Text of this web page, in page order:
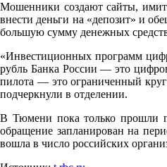
Мошенники создают сайты,
внести деньги на «депозит» и
большую сумму денежных
«Инвестиционных программ
рубль Банка России — это
пилота — это ограниченный
подчеркнули в отделении.
В Тюмени пока только прошли
обращение запланирован на
вошла в число российских